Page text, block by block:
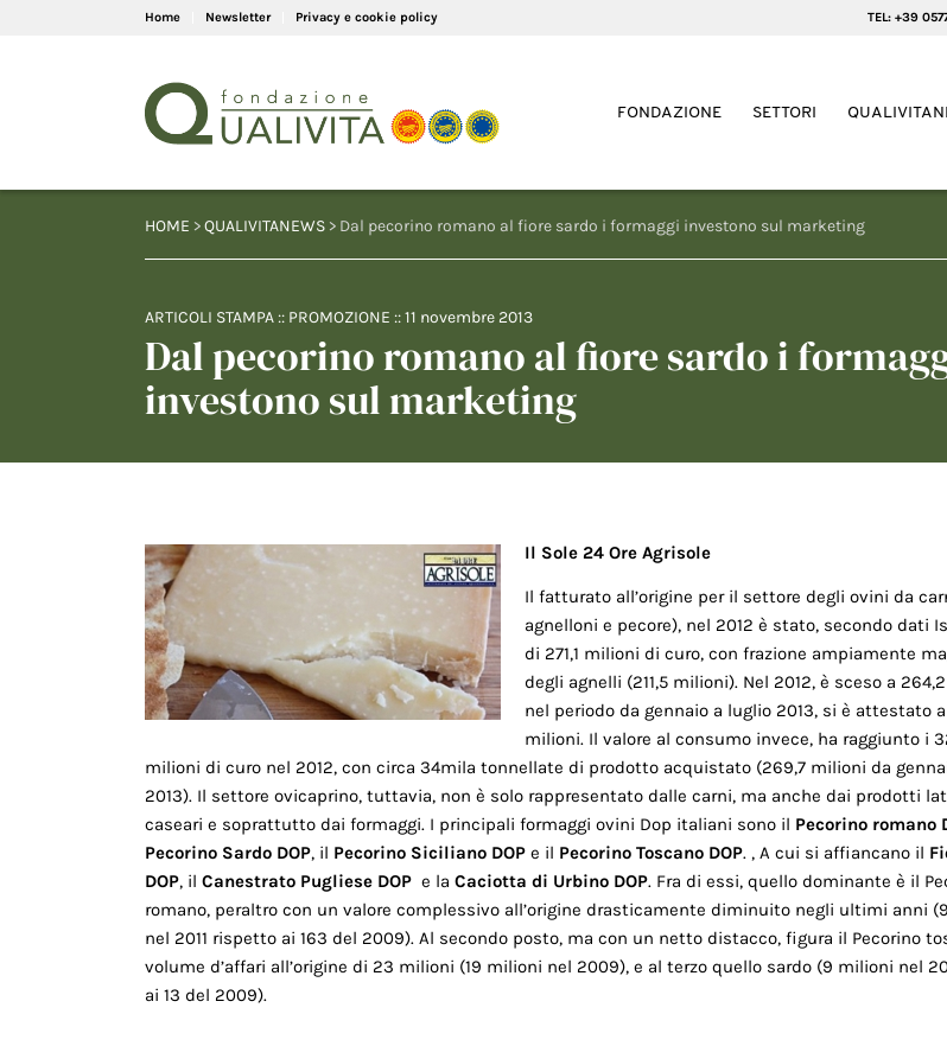
Home Newsletter Privacy e cookie policy TEL: +39
FONDAZIONE SETTORI
HOME >QUALIVITANEWS > Dal pecorino romano al fiore sardo i formaggi investono sul marketing
ARTICOLI STAMPA :: PROMOZIONE ::11 novembre 2013
Dal pecorino romano al fiore sardo i
investono sul marketing
Il Sole 24 Ore Agrisole
Il fatturato all’origine per il settore degli ovini da
agnelloni e pecore), nel 2012 è stato, secondo dati
di 271,1 milioni di curo, con frazione ampiamente
degli agnelli (211,5 milioni). Nel 2012, è sceso a
nel periodo da gennaio a luglio 2013, si è attestato a
milioni. Il valore al consumo invece, ha raggiunto i
milioni di curo nel 2012, con circa 34mila tonnellate di prodotto acquistato (269,7 milioni da
2013). Il settore ovicaprino, tuttavia, non è solo rappresentato dalle carni, ma anche dai prodotti
caseari e soprattutto dai formaggi. I principali formaggi ovini Dop italiani sono il Pecorino romano
Pecorino Sardo DOP, il Pecorino Siciliano DOP e il Pecorino Toscano DOP. , A cui si affiancano il
DOP, il Canestrato Pugliese DOP e la Caciotta di Urbino DOP. Fra di essi, quello dominante è il
romano, peraltro con un valore complessivo all’origine drasticamente diminuito negli ultimi anni
nel 2011 rispetto ai 163 del 2009). Al secondo posto, ma con un netto distacco, figura il Pecorino
volume d’affari all’origine di 23 milioni (19 milioni nel 2009), e al terzo quello sardo (9 milioni nel
ai 13 del 2009).